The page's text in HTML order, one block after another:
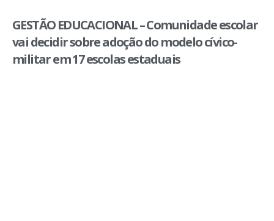
GESTÃO EDUCACIONAL – Comunidade escolar
vai decidir sobre adoção do modelo cívico-
militar em 17 escolas estaduais